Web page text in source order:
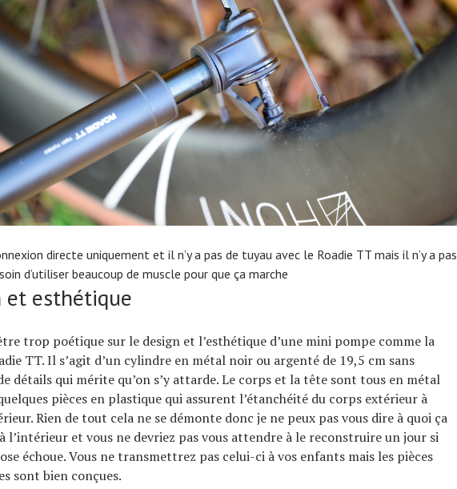
directe uniquement et il n’y a pas de tuyau avec le Roadie TT mais il n’y a pas
d’utiliser beaucoup de muscle pour que ça marche
et esthétique
trop poétique sur le design et l’esthétique d’une mini pompe comme la
TT. Il s’agit d’un cylindre en métal noir ou argenté de 19,5 cm sans
détails qui mérite qu’on s’y attarde. Le corps et la tête sont tous en métal
pièces en plastique qui assurent l’étanchéité du corps extérieur à
Rien de tout cela ne se démonte donc je ne peux pas vous dire à quoi ça
l’intérieur et vous ne devriez pas vous attendre à le reconstruire un jour si
échoue. Vous ne transmettrez pas celui-ci à vos enfants mais les pièces
sont bien conçues.